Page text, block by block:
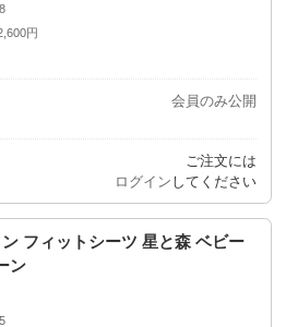
円
会員のみ公開
ご注文には
ログイン してください
フィットシーツ 星と森 ベビー
ン